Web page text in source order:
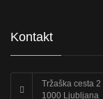
Kontakt
Tržaška cesta 2
1000 Ljubljana